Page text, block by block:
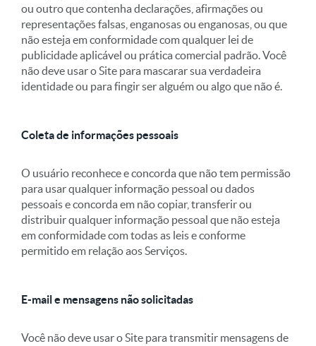
ou outro que contenha declarações, afirmações ou
representações falsas, enganosas ou enganosas, ou que
não esteja em conformidade com qualquer lei de
publicidade aplicável ou prática comercial padrão. Você
não deve usar o Site para mascarar sua verdadeira
identidade ou para fingir ser alguém ou algo que não é.
Coleta de informações pessoais
O usuário reconhece e concorda que não tem permissão
para usar qualquer informação pessoal ou dados
pessoais e concorda em não copiar, transferir ou
distribuir qualquer informação pessoal que não esteja
em conformidade com todas as leis e conforme
permitido em relação aos Serviços.
E-mail e mensagens não solicitadas
Você não deve usar o Site para transmitir mensagens de